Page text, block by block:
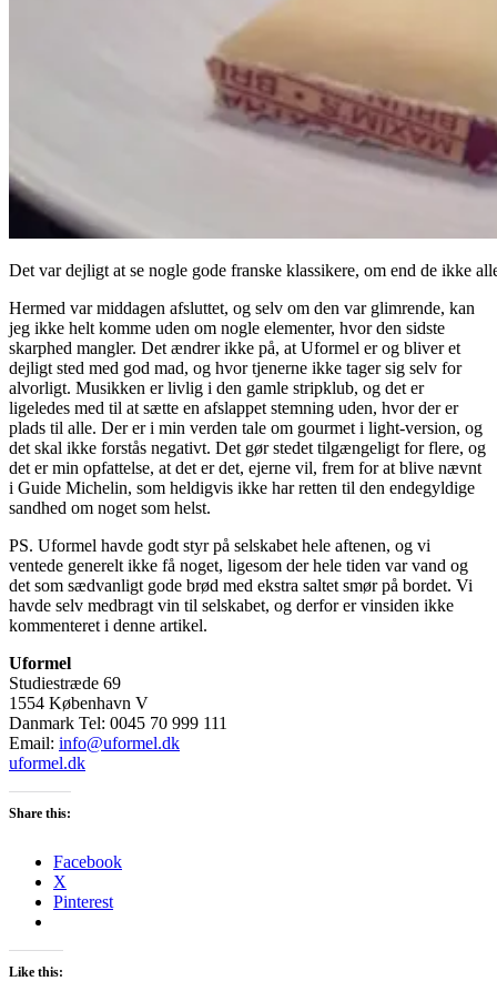
Det var dejligt at se nogle gode franske klassikere, om end de ikke
Hermed var middagen afsluttet, og selv om den var glimrende, kan
jeg ikke helt komme uden om nogle elementer, hvor den sidste
skarphed mangler. Det ændrer ikke på, at Uformel er og bliver et
dejligt sted med god mad, og hvor tjenerne ikke tager sig selv for
alvorligt. Musikken er livlig i den gamle stripklub, og det er
ligeledes med til at sætte en afslappet stemning uden, hvor der er
plads til alle. Der er i min verden tale om gourmet i light-version, og
det skal ikke forstås negativt. Det gør stedet tilgængeligt for flere, og
det er min opfattelse, at det er det, ejerne vil, frem for at blive nævnt
i Guide Michelin, som heldigvis ikke har retten til den endegyldige
sandhed om noget som helst.
PS. Uformel havde godt styr på selskabet hele aftenen, og vi
ventede generelt ikke få noget, ligesom der hele tiden var vand og
det som sædvanligt gode brød med ekstra saltet smør på bordet. Vi
havde selv medbragt vin til selskabet, og derfor er vinsiden ikke
kommenteret i denne artikel.
Uformel
Studiestræde 69
1554 København V
Danmark Tel: 0045 70 999 111
Email: info@uformel.dk
uformel.dk
Share this:
Facebook
X
Pinterest
Like this: